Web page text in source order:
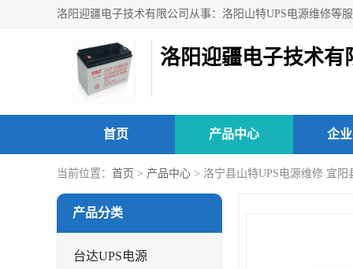
洛阳迎疆电子技术有
首页 产品中心 企
当前位置： 首页 > 产品中心 > 洛宁县山特UPS电源维修 宜
产品分类
台达UPS电源